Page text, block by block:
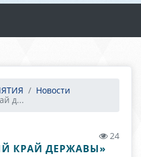
Новости
д...
24
КРАЙ ДЕРЖАВЫ»